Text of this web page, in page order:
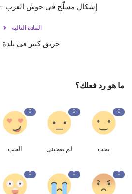
إشكال مسلّح في حوش العرب -
المادة التالية
حريق كبير في بلدة
ما هو رد فعلك؟
0
يحب
0
لم يعجبنى
0
الحب
0
0
0